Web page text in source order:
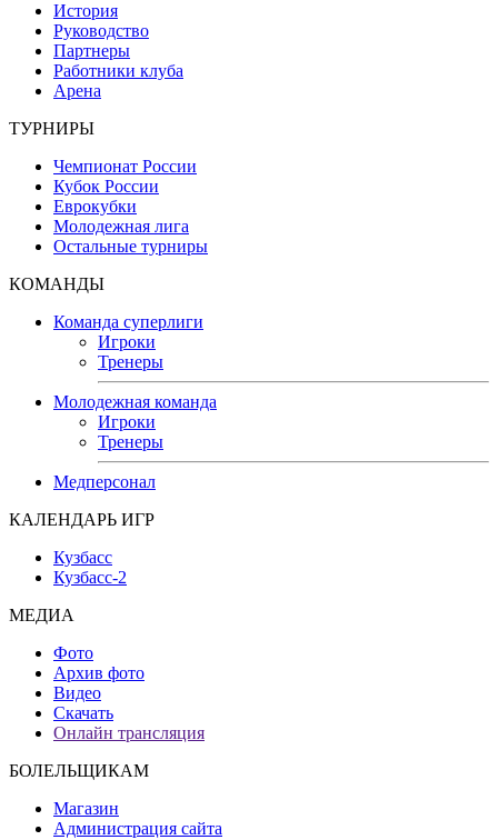
История
Руководство
Партнеры
Работники клуба
Арена
ТУРНИРЫ
Чемпионат России
Кубок России
Еврокубки
Молодежная лига
Остальные турниры
КОМАНДЫ
Команда суперлиги
Игроки
Тренеры
Молодежная команда
Игроки
Тренеры
Медперсонал
КАЛЕНДАРЬ ИГР
Кузбасс
Кузбасс-2
МЕДИА
Фото
Архив фото
Видео
Скачать
Онлайн трансляция
БОЛЕЛЬЩИКАМ
Магазин
Администрация сайта